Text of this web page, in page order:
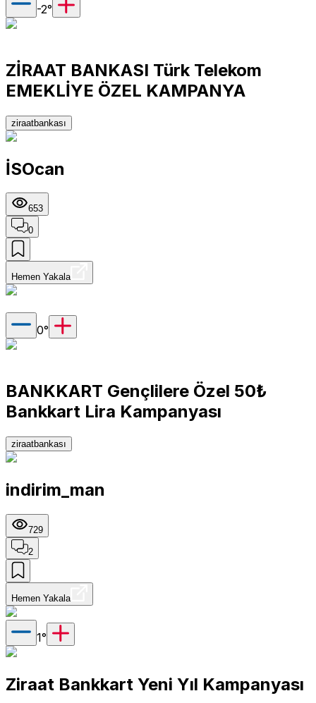
-2°
ZİRAAT BANKASI Türk Telekom
EMEKLİYE ÖZEL KAMPANYA
ziraatbankası
İSOcan
653
0
Hemen Yakala
0°
BANKKART Gençlilere Özel 50₺
Bankkart Lira Kampanyası
ziraatbankası
indirim_man
729
2
Hemen Yakala
1°
Ziraat Bankkart Yeni Yıl Kampanyası